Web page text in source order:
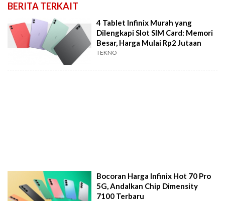
BERITA TERKAIT
4 Tablet Infinix Murah yang
Dilengkapi Slot SIM Card: Memori
Besar, Harga Mulai Rp2 Jutaan
TEKNO
Bocoran Harga Infinix Hot 70 Pro
5G, Andalkan Chip Dimensity
7100 Terbaru